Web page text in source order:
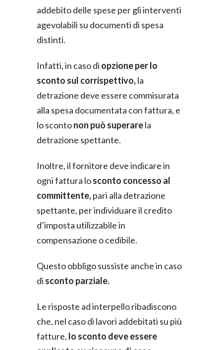
addebito delle spese per gli interventi
agevolabili su documenti di spesa
distinti.
Infatti, in caso di opzione per lo
sconto sul corrispettivo,la
detrazione deve essere commisurata
alla spesa documentata con fattura, e
lo scontonon può superarela
detrazione spettante.
Inoltre, il fornitore deve indicare in
ogni fattura losconto concesso al
committente,pari alla detrazione
spettante, per individuare il credito
d’imposta utilizzabile in
compensazione o cedibile.
Questo obbligo sussiste anche in caso
di sconto parziale.
Le risposte ad interpello ribadiscono
che, nel caso di lavori addebitati su più
fatture, lo sconto deve essere